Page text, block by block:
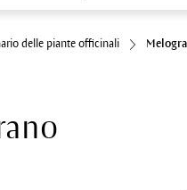
delle piante officinali